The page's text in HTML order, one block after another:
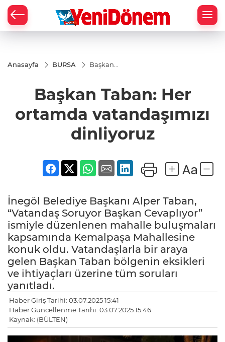
Anasayfa BURSA
Başkan
vatandaşımızı
dinliyoruz
Başkan Taban: Her
ortamda vatandaşımızı
dinliyoruz
İnegöl Belediye Başkanı Alper Taban,
“Vatandaş Soruyor Başkan Cevaplıyor”
ismiyle düzenlenen mahalle buluşmaları
kapsamında Kemalpaşa Mahallesine
konuk oldu. Vatandaşlarla bir araya
gelen Başkan Taban bölgenin eksikleri
ve ihtiyaçları üzerine tüm soruları
yanıtladı.
Haber Giriş Tarihi: 03.07.2025 15:41
Haber Güncellenme Tarihi: 03.07.2025 15:46
Kaynak: (BÜLTEN)